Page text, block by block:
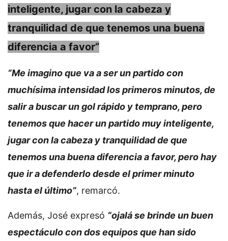
inteligente, jugar con la cabeza y
tranquilidad de que tenemos una buena
diferencia a favor”
“Me imagino que va a ser un partido con
muchísima intensidad los primeros minutos, de
salir a buscar un gol rápido y temprano, pero
tenemos que hacer un partido muy inteligente,
jugar con la cabeza y tranquilidad de que
tenemos una buena diferencia a favor, pero hay
que ir a defenderlo desde el primer minuto
hasta el último”, remarcó.
Además, José expresó “ojalá se brinde un buen
espectáculo con dos equipos que han sido